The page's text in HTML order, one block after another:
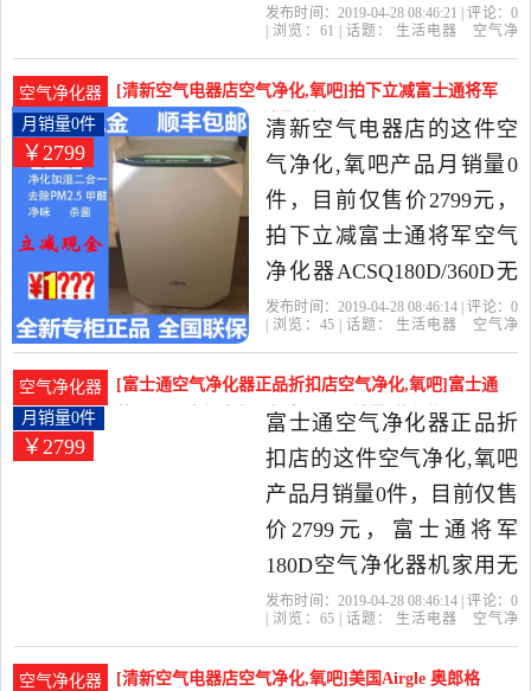
甲醛雾霾pm2.5杀菌加湿正
化器正品折扣店精选生活
电器当中性价比很高的空
气净化,氧吧，由江苏 南京
发货。
发布时间：2019-04-28 08:46:21 | 评论： 0
| 浏览： 61 | 话题： 生活电器
空气净
空气净化器
[清新空气电器店空气净化,氧吧]拍下立减富士通将军
空气净化器ACSQ月销量0件仅售2799元
￥2799
月销量0件
清新空气电器店的这件空
气净化,氧吧产品月销量0
件，目前仅售价2799元，
拍下立减富士通将军空气
净化器ACSQ180D/360D无
耗材除甲醛pm2.5是2019年
电器当中性价比很高的空
气净化,氧吧，由上海发
货。
发布时间：2019-04-28 08:46:14 | 评论： 0
| 浏览： 45| 话题： 生活电器
空气净
空气净化器
[富士通空气净化器正品折扣店空气净化,氧吧]富士通
将军180D空气净化器机家用无月销量0件仅售2799元
￥2799
月销量0件
富士通空气净化器正品折
扣店的这件空气净化,氧吧
产品月销量0件，目前仅售
价2799元，富士通将军
180D空气净化器机家用无
耗材除甲醛雾霾pm2.5杀菌
净化器正品折扣店精选生
发布时间：2019-04-28 08:46:14 | 评论： 0
| 浏览： 65| 话题： 生活电器
空气净
空气净化器
[清新空气电器店空气净化,氧吧]美国Airgle 奥郎格